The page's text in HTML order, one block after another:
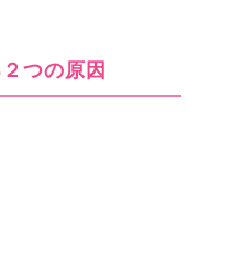
つの原因